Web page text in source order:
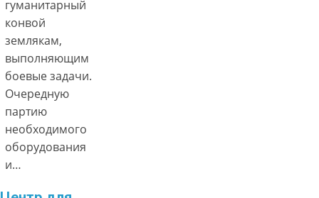
гуманитарный
конвой
землякам,
выполняющим
боевые задачи.
Очередную
партию
необходимого
оборудования
и…